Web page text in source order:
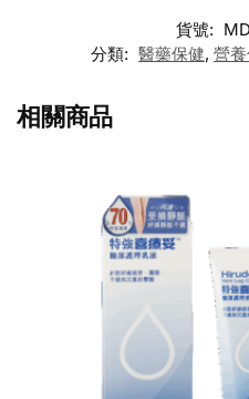
貨號:
分類: 醫藥保健, 營
相關商品